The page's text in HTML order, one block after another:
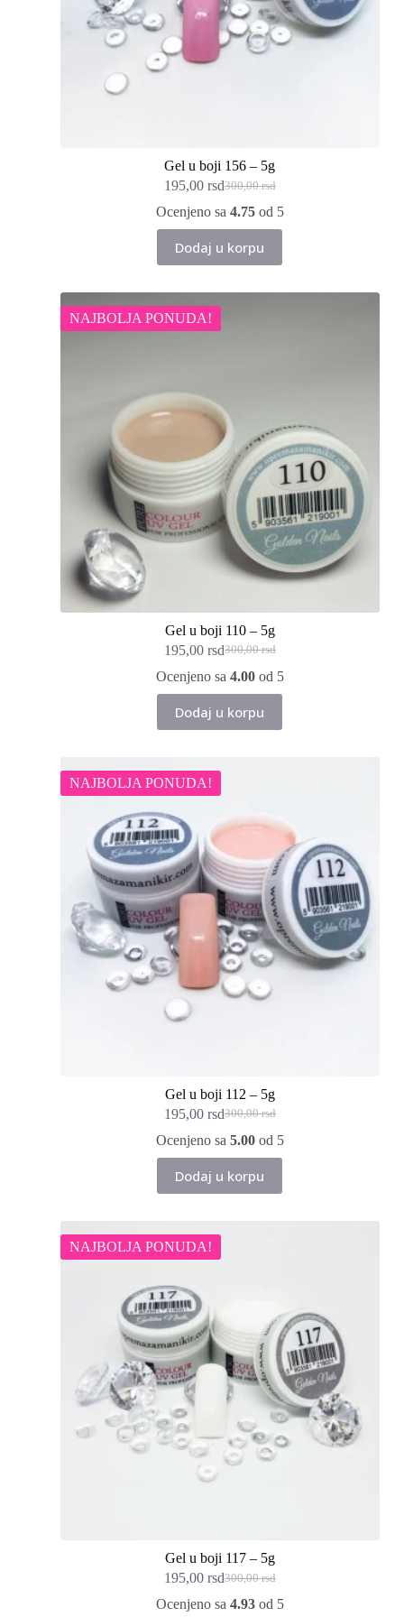
Gel u boji 156 – 5g
300,00rsd
Originalna
cena
bila:
300,00 rsd.
195,00 rsdTrenutna
cena
195,00 rsd.
Ocenjeno sa 4.75od 5
Dodaj u korpu
NAJBOLJA PONUDA!
Gel u boji 110 – 5g
300,00rsd
Originalna
cena
bila:
300,00 rsd.
195,00 rsdTrenutna
cena
195,00 rsd.
Ocenjeno sa 4.00od 5
Dodaj u korpu
NAJBOLJA PONUDA!
Gel u boji 112 – 5g
300,00rsd
Originalna
cena
bila:
300,00 rsd.
195,00 rsdTrenutna
cena
195,00 rsd.
Ocenjeno sa 5.00od 5
Dodaj u korpu
NAJBOLJA PONUDA!
Gel u boji 117 – 5g
300,00rsd
Originalna
cena
195,00 rsdTrenutna
cena
Ocenjeno sa 4.93od 5